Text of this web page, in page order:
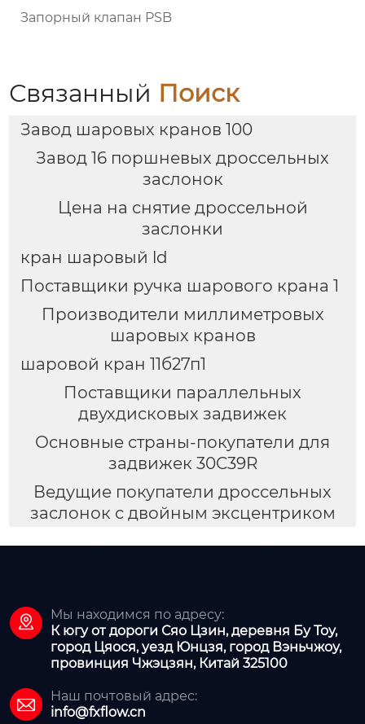
Запорный клапан PSB
Связанный Поиск
Завод шаровых кранов 100
Завод 16 поршневых дроссельных
заслонок
Цена на снятие дроссельной
заслонки
кран шаровый ld
Поставщики ручка шарового крана 1
Производители миллиметровых
шаровых кранов
шаровой кран 11б27п1
Поставщики параллельных
двухдисковых задвижек
Основные страны-покупатели для
задвижек 30C39R
Ведущие покупатели дроссельных
заслонок с двойным эксцентриком

Мы находимся по адресу:
К югу от дороги Сяо Цзин, деревня Бу Тоу,
город Цяося, уезд Юнцзя, город Вэньчжоу,
провинция Чжэцзян, Китай 325100

Наш почтовый адрес:
info@fxflow.cn